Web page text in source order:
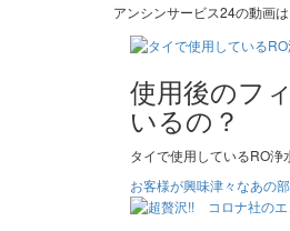
アンシンサービス24の動画
使用後のフ
いるの？
タイで使用しているRO浄
お客様が興味津々なあの